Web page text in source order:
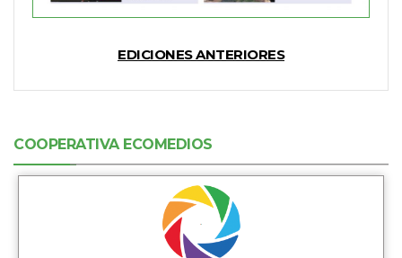
EDICIONES ANTERIORES
COOPERATIVA ECOMEDIOS